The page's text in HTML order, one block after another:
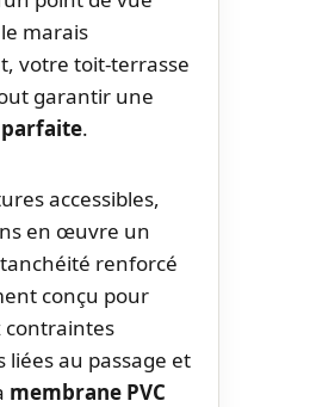
marais
votre toit-terrasse
garantir une
.
accessibles,
en œuvre un
renforcé
conçu pour
contraintes
liées au passage et
membrane PVC